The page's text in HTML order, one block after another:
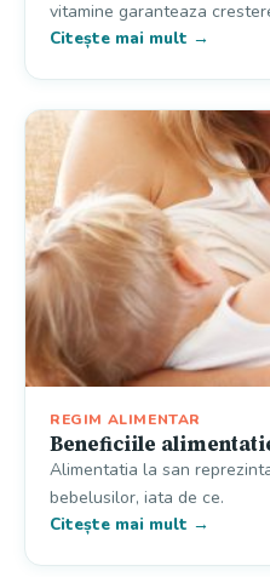
vitamine garanteaza
Citește mai mult →
REGIM ALIMENTAR
Beneficiile
Alimentatia la san
bebelusilor, iata de ce.
Citește mai mult →